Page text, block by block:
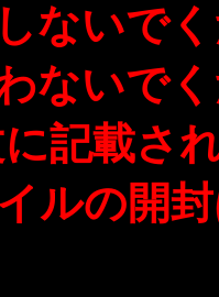
ないで
ないで
に記載さ
ルの開